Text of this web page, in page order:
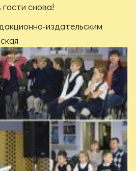
снова!
издательским